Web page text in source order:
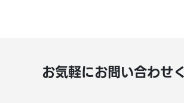
お気軽にお問い合わせ